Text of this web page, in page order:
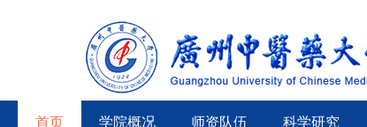
首页 学院概况 师资队伍 科学研究